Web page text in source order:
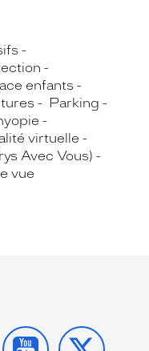
enfants
Parking
virtuelle
Avec Vous)
vue
YOUTUBE
X